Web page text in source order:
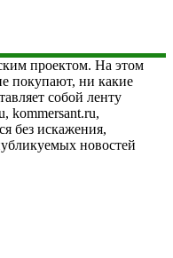
проектом. На этом
покупают, ни какие
собой ленту
kommersant.ru,
без искажения,
новостей